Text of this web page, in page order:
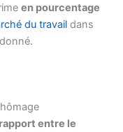
en pourcentage
du travail dans
rapport entre le